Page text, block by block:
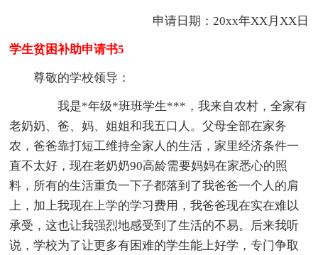
申请日期：20xx年XX月XX日
学生贫困补助申请书5
尊敬的学校领导：
我是*年级*班班学生***，我来自农村，全家有
老奶奶、爸、妈、姐姐和我五口人。父母全部在家务
农，爸爸靠打短工维持全家人的生活，家里经济条件一
直不太好，现在老奶奶90高龄需要妈妈在家悉心的照
料，所有的生活重负一下子都落到了我爸爸一个人的肩
上，加上我现在上学的学习费用，我爸爸现在实在难以
承受，这也让我强烈地感受到了生活的不易。后来我听
说，学校为了让更多有困难的学生能上好学，专门争取